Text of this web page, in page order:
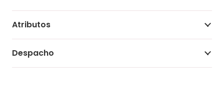
Atributos
Despacho